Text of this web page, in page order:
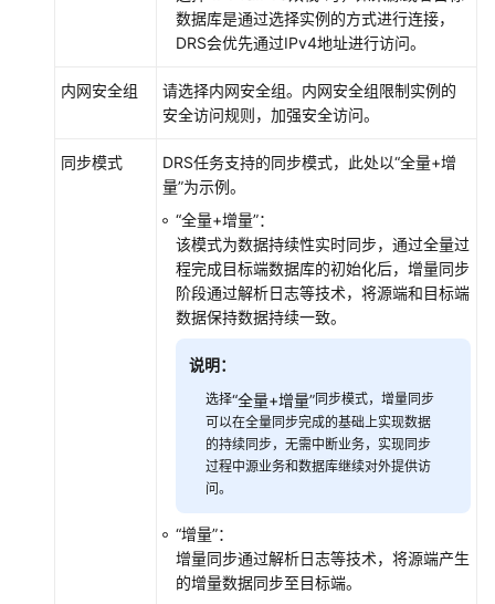
数据库是通过选择实例的方式进行连接，
DRS会优先通过IPv4地址进行访问。
内网安全组
请选择内网安全组。内网安全组限制实例的
安全访问规则，加强安全访问。
同步模式 DRS任务支持的同步模式，此处以“全量+增
量”为示例。
“全量+增量”：
该模式为数据持续性实时同步，通过全量过
程完成目标端数据库的初始化后，增量同步
阶段通过解析日志等技术，将源端和目标端
数据保持数据持续一致。
说明：
选择“全量+增量”同步模式，增量同步
可以在全量同步完成的基础上实现数据
的持续同步，无需中断业务，实现同步
过程中源业务和数据库继续对外提供访
问。
“增量”：
增量同步通过解析日志等技术，将源端产生
的增量数据同步至目标端。